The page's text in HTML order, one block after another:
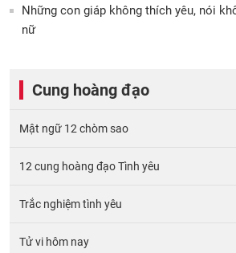
Những con giáp không thích yêu, nói
nữ
Cung hoàng đạo
Mật ngữ 12 chòm sao
12 cung hoàng đạo Tình yêu
Trắc nghiệm tình yêu
Tử vi hôm nay